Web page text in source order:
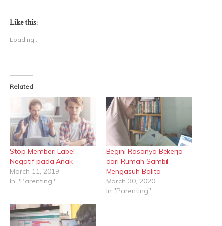
Twitter
(Opens
in
window)
Like this:
Loading...
Related
Stop Memberi Label
Negatif pada Anak
March 11, 2019
In "Parenting"
Begini Rasanya Bekerja
dari Rumah Sambil
Mengasuh Balita
March 30, 2020
In "Parenting"